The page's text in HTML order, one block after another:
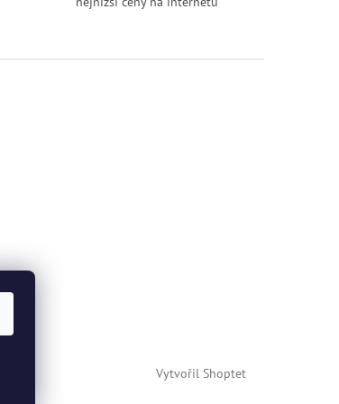
Vytvořil Shoptet